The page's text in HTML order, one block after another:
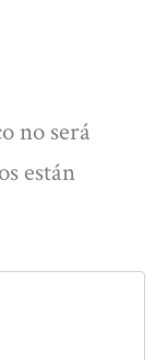
no será
están